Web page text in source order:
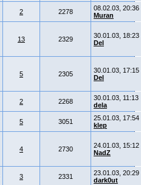
2 2278
08.02.03, 20:36
Muran
13 2329
30.01.03, 18:23
Del
5 2305
30.01.03, 17:15
Del
2 2268
30.01.03, 11:13
dela
5 3051
25.01.03, 17:54
klep
4 2730
24.01.03, 15:12
NadZ
3 2331
23.01.03, 20:29
dark0ut